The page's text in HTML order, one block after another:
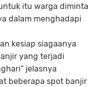
itu warga diminta
dalam menghadapi
kesiap siagaanya
yang terjadi
jelasnya
beberapa spot banjir